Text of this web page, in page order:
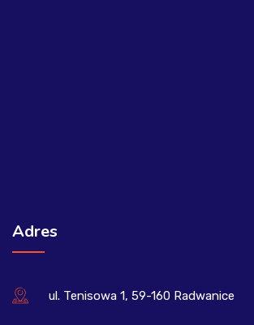
Adres
ul. Tenisowa 1, 59-160 Radwanice